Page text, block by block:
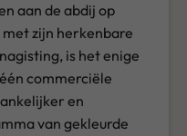
aan de abdij op
zijn herkenbare
is het enige
commerciële
en
van gekleurde